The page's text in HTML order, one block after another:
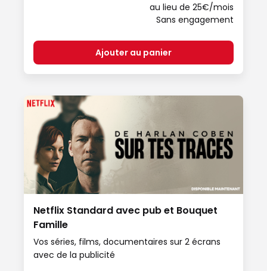
au lieu de 25€/mois
Sans engagement
Ajouter au panier
Netflix Standard avec pub et Bouquet
Famille
Vos séries, films, documentaires sur 2 écrans
avec de la publicité